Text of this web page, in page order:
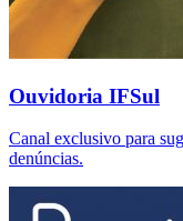
Ouvidoria IFSul
Canal exclusivo para
denúncias.